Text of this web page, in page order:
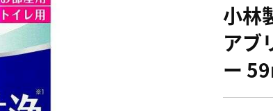
小林
アブ
ー